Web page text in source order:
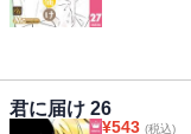
君に届け 26
¥543 (税込)